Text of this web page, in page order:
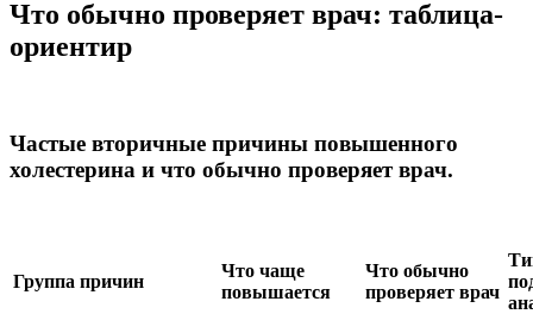
Что обычно проверяет врач: таблица-
ориентир
Частые вторичные причины повышенного
холестерина и что обычно проверяет врач.
Группа причин
Что чаще
повышается
Что обычно
проверяет врач